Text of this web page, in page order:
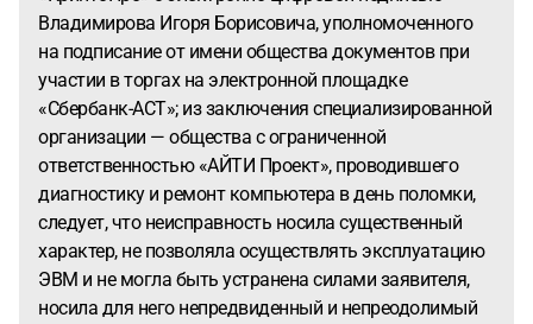
Владимирова Игоря Борисовича, уполномоченного
на подписание от имени общества документов при
участии в торгах на электронной площадке
«Сбербанк-АСТ»; из заключения специализированной
организации — общества с ограниченной
ответственностью «АЙТИ Проект», проводившего
диагностику и ремонт компьютера в день поломки,
следует, что неисправность носила существенный
характер, не позволяла осуществлять эксплуатацию
ЭВМ и не могла быть устранена силами заявителя,
носила для него непредвиденный и непреодолимый